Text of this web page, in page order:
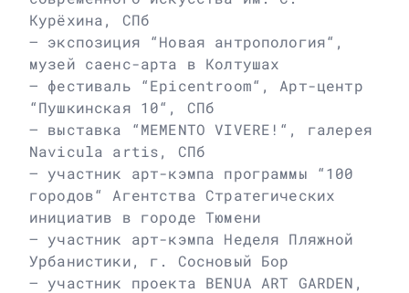
Курёхина, СПб
– экспозиция “Новая антропология“,
музей саенс-арта в Колтушах
– фестиваль “Epicentroom“, Арт-центр
“Пушкинская 10“, СПб
– выставка “MEMENTO VIVERE!“, галерея
Navicula artis, СПб
– участник арт-кэмпа программы “100
городов“ Агентства Стратегических
инициатив в городе Тюмени
– участник арт-кэмпа Неделя Пляжной
Урбанистики, г. Сосновый Бор
– участник проекта BENUA ART GARDEN,